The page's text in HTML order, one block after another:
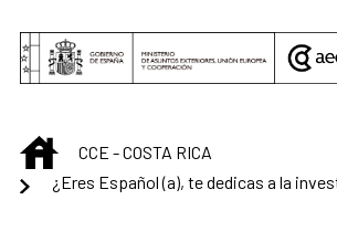
INICIO
CCE - COSTA RICA